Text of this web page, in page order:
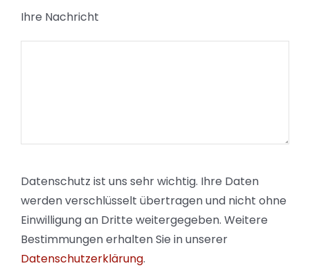
Ihre Nachricht
Datenschutz ist uns sehr wichtig. Ihre Daten
werden verschlüsselt übertragen und nicht ohne
Einwilligung an Dritte weitergegeben. Weitere
Bestimmungen erhalten Sie in unserer
Datenschutzerklärung.